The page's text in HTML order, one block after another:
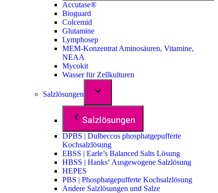
Accutase®
Bioguard
Colcemid
Glutamine
Lymphosep
MEM-Konzentrat Aminosäuren, Vitamine,
NEAA
Mycokit
Wasser für Zellkulturen
Salzlösungen
Salzlösungen
DPBS | Dulbeccos phosphatgepufferte
Kochsalzlösung
EBSS | Earle’s Balanced Salts Lösung
HBSS | Hanks‘ Ausgewogene Salzlösung
HEPES
PBS | Phosphatgepufferte Kochsalzlösung
Andere Salzlösungen und Salze